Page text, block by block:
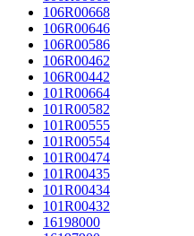
106R00668
106R00646
106R00586
106R00462
106R00442
101R00664
101R00582
101R00555
101R00554
101R00474
101R00435
101R00434
101R00432
16198000